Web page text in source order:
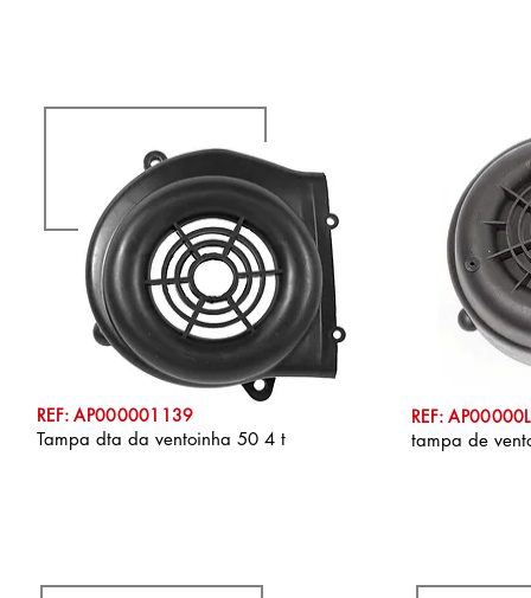
REF: AP000001139
Tampa dta da ventoinha 50 4 t
REF:
tampa de